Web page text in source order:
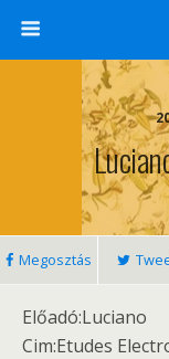
Megosztás
Előadó:Luciano
Cim:Etudes